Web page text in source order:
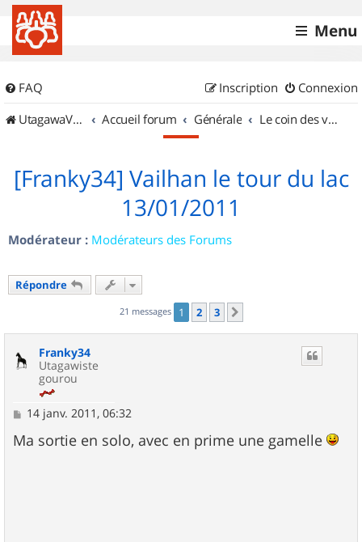
Menu
FAQ Connexion
Inscription
UtagawaVTT (Randos VTT et VTTAE avec traces GPS)
Accueil forum Générale Le coin des vidéastes
[Franky34] Vailhan le tour du lac
13/01/2011
Modérateur : Modérateurs des Forums
Répondre
21 messages 1 2 3
Franky34
Utagawiste
gourou
M
s
s
14 janv. 2011, 06:32
Ma sortie en solo, avec en prime une gamelle